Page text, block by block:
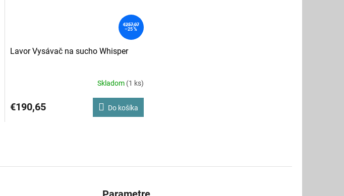
€257,07
–25 %
Lavor Vysávač na sucho Whisper
Skladom (1 ks)
€190,65 Do košíka